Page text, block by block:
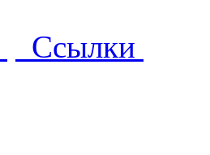
Ссылки